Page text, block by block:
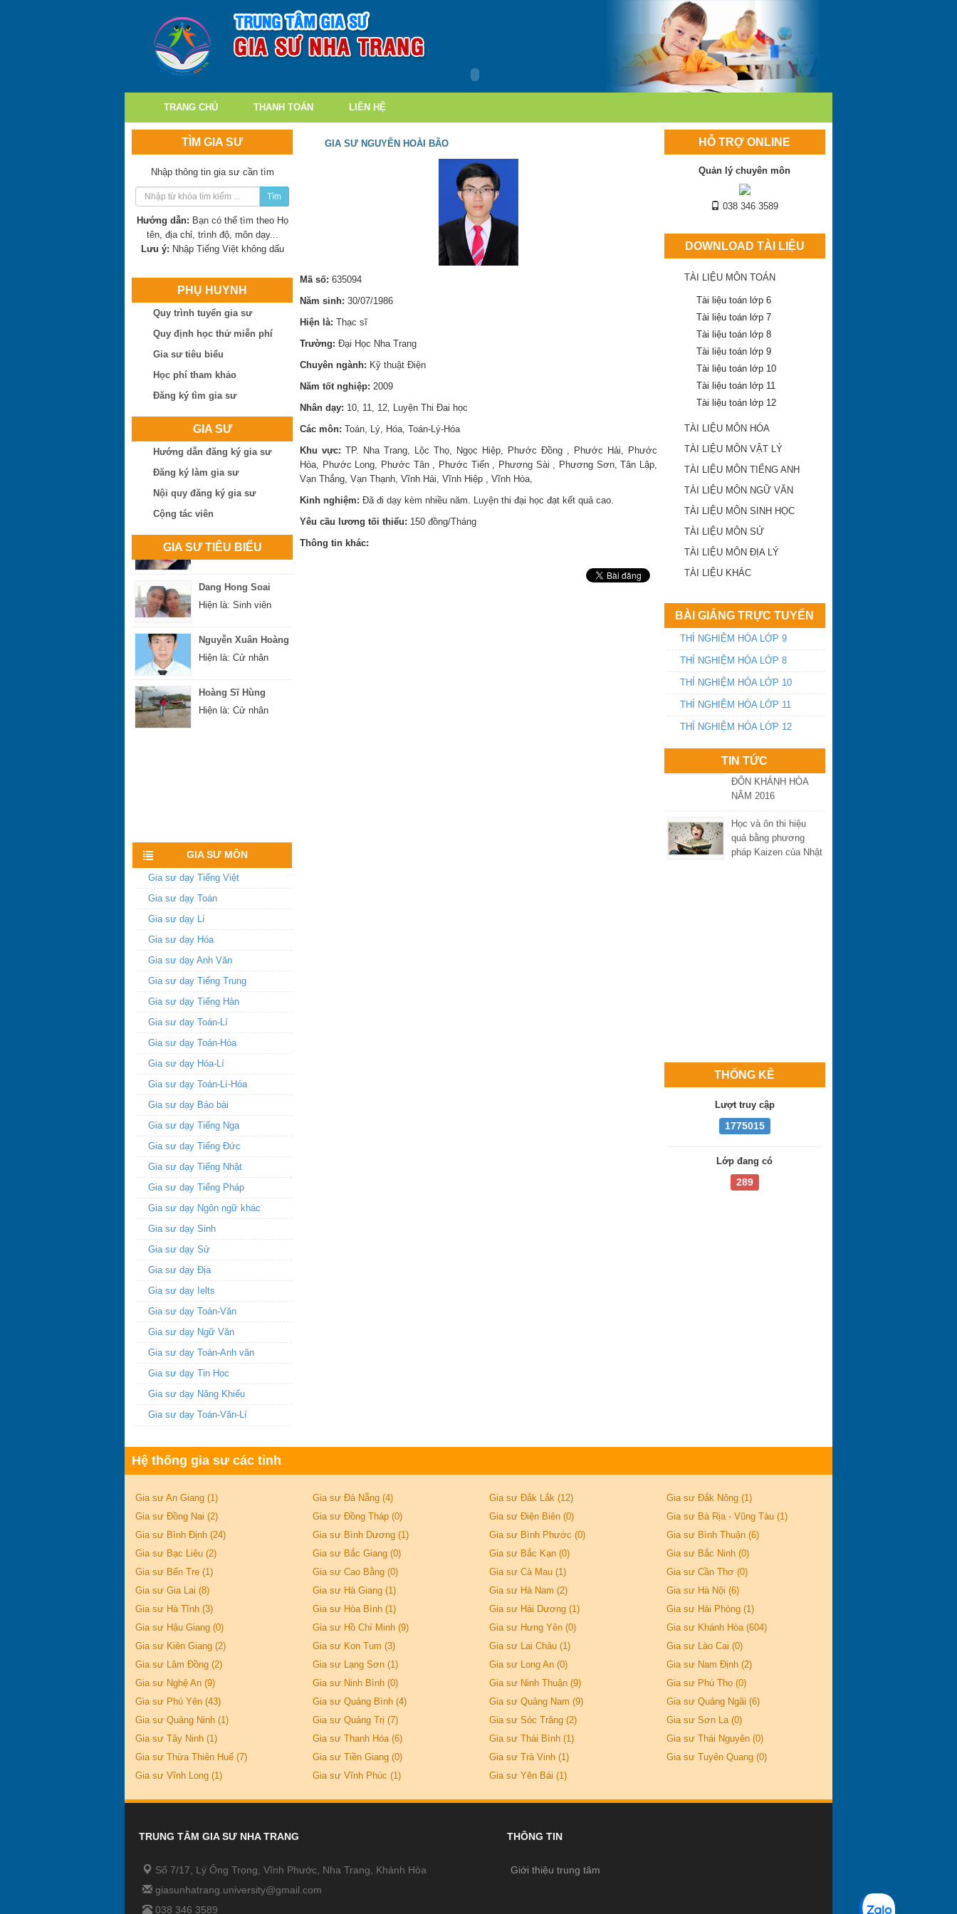
TRANG CHỦ THANH TOÁN LIÊN HỆ
TÌM GIA SƯ
Nhập thông tin gia sư cần tìm
Tìm
Hướng dẫn: Bạn có thể tìm theo Họ
tên, địa chỉ, trình độ, môn dạy...
Lưu ý: Nhập Tiếng Việt không dấu
PHỤ HUYNH
Quy trình tuyển gia sư
Quy định học thử miễn phí
Gia sư tiêu biểu
Học phí tham khảo
Đăng ký tìm gia sư
GIA SƯ
Hướng dẫn đăng ký gia sư
Đăng ký làm gia sư
Nội quy đăng ký gia sư
Cộng tác viên
GIA SƯ TIÊU BIỂU
Trần Thị Minh Thư
Hiện là: Giáo viên
Trần Tuấn Việt
Ngô Thị Huệ
Hiện là: Giáo viên
Hiện là: Thạc sĩ
Phan Đình Sáng
Hiện là: Thạc sĩ
Lê Công Thịnh
Nguyễn Thị Ngọc Hà
Hiện là: Giáo viên
Hiện là: Sinh viên
Hiện là: Cử nhân
Hiện là: Cử nhân
GIA SƯ MÔN
Gia sư dạy Tiếng Việt
Gia sư dạy Toán
Gia sư dạy Lí
Gia sư dạy Hóa
Gia sư dạy Anh Văn
Gia sư dạy Tiếng Trung
Gia sư dạy Tiếng Hàn
Gia sư dạy Toán-Lí
Gia sư dạy Toán-Hóa
Gia sư dạy Hóa-Lí
Gia sư dạy Toán-Lí-Hóa
Gia sư dạy Báo bài
Gia sư dạy Tiếng Nga
Gia sư dạy Tiếng Đức
Gia sư dạy Tiếng Nhật
Gia sư dạy Tiếng Pháp
Gia sư dạy Ngôn ngữ khác
Gia sư dạy Sinh
Gia sư dạy Sử
Gia sư dạy Địa
Gia sư dạy Ielts
Gia sư dạy Toán-Văn
Gia sư dạy Ngữ Văn
Gia sư dạy Toán-Anh văn
Gia sư dạy Tin Học
Gia sư dạy Năng Khiếu
Gia sư dạy Toán-Văn-Lí
GIA SƯ NGUYỄN HOÀI BÃO
Mã số: 635094
Năm sinh: 30/07/1986
Hiện là: Thạc sĩ
Trường: Đại Học Nha Trang
Chuyên ngành: Kỹ thuật Điện
Năm tốt nghiệp: 2009
Nhân dạy: 10, 11, 12, Luyện Thi Đai học
Các môn: Toán, Lý, Hóa, Toán-Lý-Hóa
Khu vực: TP. Nha Trang, Lộc Thọ, Ngọc Hiệp, Phước Đồng , Phước Hải, Phước
Hòa, Phước Long, Phước Tân , Phước Tiến , Phương Sài , Phương Sơn, Tân Lập,
Vạn Thắng, Vạn Thạnh, Vĩnh Hải, Vĩnh Hiệp , Vĩnh Hòa,
Kinh nghiệm: Đã đi dạy kèm nhiều năm. Luyện thi đại học đạt kết quả cao.
Yêu cầu lương tối thiểu: 150 đồng/Tháng
Thông tin khác:
HỖ TRỢ ONLINE
Quản lý chuyên môn
038 346 3589
DOWNLOAD TÀI LIỆU
TÀI LIỆU MÔN TOÁN
Tài liệu toán lớp 6
Tài liệu toán lớp 7
Tài liệu toán lớp 8
Tài liệu toán lớp 9
Tài liệu toán lớp 10
Tài liệu toán lớp 11
Tài liệu toán lớp 12
TÀI LIỆU MÔN HÓA
TÀI LIỆU MÔN VẬT LÝ
TÀI LIỆU MÔN TIẾNG ANH
TÀI LIỆU MÔN NGỮ VĂN
TÀI LIỆU MÔN SINH HỌC
TÀI LIỆU MÔN SỬ
TÀI LIỆU MÔN ĐỊA LÝ
TÀI LIỆU KHÁC
BÀI GIẢNG TRỰC TUYẾN
THÍ NGHIỆM HÓA LỚP 9
THÍ NGHIỆM HÓA LỚP 8
THÍ NGHIỆM HÓA LỚP 10
THÍ NGHIỆM HÓA LỚP 11
THÍ NGHIỆM HÓA LỚP 12
TIN TỨC
điểm trúng tuyển lớp
10 công lập 2018-
ĐA TRÍ THÔNG
MINH
10 Khánh Hòa năm
2016
dạy thêm, học thêm
và tựu trường sớm
Ngày thứ 2 và 3 kỳ
năm 2016: Đề thi có
tính phân loại
ĐIỂM CHUẨN VÀO
CHUYÊN LÊ QUÝ
ĐÔN KHÁNH HÒA
NĂM 2016
quả bằng phương
pháp Kaizen của Nhật
THỐNG KÊ
Lượt truy cập
1775015
Lớp đang có
289
Hệ thống gia sư các tỉnh
Gia sư An Giang (1) Gia sư Đà Nẵng (4) Gia sư Đắk Lắk (12)
Gia sư Đắk Nông (1)
Gia sư Đồng Nai (2)
Gia sư Đồng Tháp (0) Gia sư Điện Biên (0)
Gia sư Bà Rịa - Vũng Tàu (1)
Gia sư Bình Định (24)
Gia sư Bình Dương (1) Gia sư Bình Phước (0)
Gia sư Bình Thuận (6)
Gia sư Bạc Liêu (2)
Gia sư Bắc Giang (0) Gia sư Bắc Kạn (0)
Gia sư Bắc Ninh (0)
Gia sư Bến Tre (1)
Gia sư Cao Bằng (0) Gia sư Cà Mau (1)
Gia sư Cần Thơ (0)
Gia sư Gia Lai (8)
Gia sư Hà Giang (1) Gia sư Hà Nam (2)
Gia sư Hà Nội (6)
Gia sư Hà Tĩnh (3)
Gia sư Hòa Bình (1) Gia sư Hải Dương (1)
Gia sư Hải Phòng (1)
Gia sư Hậu Giang (0)
Gia sư Hồ Chí Minh (9) Gia sư Hưng Yên (0)
Gia sư Khánh Hòa (604)
Gia sư Kiên Giang (2)
Gia sư Kon Tum (3) Gia sư Lai Châu (1)
Gia sư Lào Cai (0)
Gia sư Lâm Đồng (2)
Gia sư Lạng Sơn (1) Gia sư Long An (0)
Gia sư Nam Định (2)
Gia sư Nghệ An (9)
Gia sư Ninh Bình (0) Gia sư Ninh Thuận (9)
Gia sư Phú Thọ (0)
Gia sư Phú Yên (43)
Gia sư Quảng Bình (4) Gia sư Quảng Nam (9)
Gia sư Quảng Ngãi (6)
Gia sư Quảng Ninh (1)
Gia sư Quảng Trị (7) Gia sư Sóc Trăng (2)
Gia sư Sơn La (0)
Gia sư Tây Ninh (1)
Gia sư Thanh Hóa (6) Gia sư Thái Bình (1)
Gia sư Thái Nguyên (0)
Gia sư Thừa Thiên Huế (7)
Gia sư Tiền Giang (0) Gia sư Trà Vinh (1)
Gia sư Tuyên Quang (0)
Gia sư Vĩnh Long (1)
Gia sư Vĩnh Phúc (1) Gia sư Yên Bái (1)
TRUNG TÂM GIA SƯ NHA TRANG
Số 7/17, Lý Ông Trọng, Vĩnh Phước, Nha Trang, Khánh Hòa
giasunhatrang.university@gmail.com
038 346 3589
THÔNG TIN
Giới thiệu trung tâm